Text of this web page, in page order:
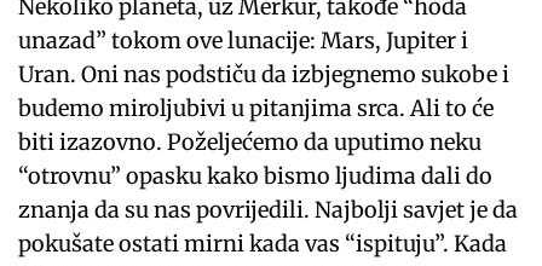
Nekoliko planeta, uz Merkur, takođe “hoda
unazad” tokom ove lunacije: Mars, Jupiter i
Uran. Oni nas podstiču da izbjegnemo sukobe i
budemo miroljubivi u pitanjima srca. Ali to će
biti izazovno. Poželjećemo da uputimo neku
“otrovnu” opasku kako bismo ljudima dali do
znanja da su nas povrijedili. Najbolji savjet je da
pokušate ostati mirni kada vas “ispituju”. Kada